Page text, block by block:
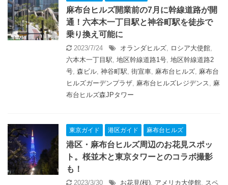
麻布台ヒルズ開業前の7月に幹線道路が開
通！六本木一丁目駅と神谷町駅を徒歩で
乗り換え可能に
2023/7/24 オランダヒルズ, ロシア大使館,
六本木一丁目駅, 地区幹線道路1号, 地区幹線道路2
号, 森ビル, 神谷町駅, 街宣車, 麻布台ヒルズ, 麻布台
ヒルズガーデンプラザ, 麻布台ヒルズレジデンス, 麻
布台ヒルズ森JPタワー
東京ガイド 港区ガイド 麻布台ヒルズ
港区・麻布台ヒルズ周辺のお花見スポッ
ト。桜並木と東京タワーとのコラボ撮影
も！
2023/3/30 お花見(桜), アメリカ大使館, スペ